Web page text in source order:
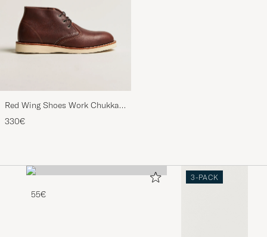
Red Wing Shoes Work Chukka
Briar Oil Slick Leather
330€
55€
3-PACK